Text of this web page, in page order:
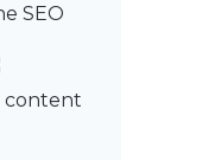
SEO
content